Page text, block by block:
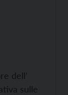
dell’
sulle